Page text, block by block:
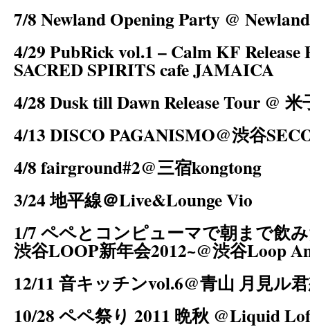
7/8 Newland Opening Party @ Newland
4/29 PubRick vol.1 – Calm KF Release
SACRED SPIRITS cafe JAMAICA
4/28 Dusk till Dawn Release Tour @
4/13 DISCO PAGANISMO@渋谷
4/8 fairground#2@三宿kongtong
3/24 地平線＠Live&Lounge Vio
1/7 ペペとコンピューマで朝まで飲
渋谷LOOP新年会2012~@渋谷Loop
12/11 音キッチンvol.6@青山 月見ル
10/28 ペペ祭り 2011 晩秋 @Liquid